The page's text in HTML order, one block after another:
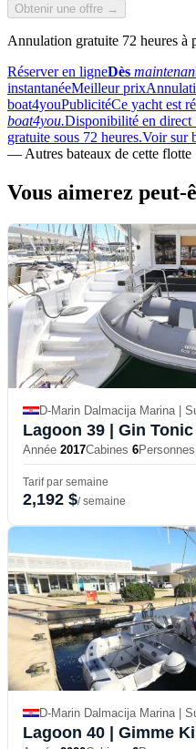
Obtenir une offre →
Annulation gratuite 72 heures à
Réserver en ligneDès
instantanéeMeilleur prix
boat4youPublicitéCe yacht est
boat4you.Disponibilité en direct
gratuite sous 72 heures.Voir sur
— Autres bateaux de cette flotte
Vous aimerez peut-
D-Marin Dalmacija Marina |
Lagoon 39 | Gin Tonic
Année 2017Cabines 6Personnes
Tarif par semaine
2,192 $/ semaine
D-Marin Dalmacija Marina |
Lagoon 40 | Gimme